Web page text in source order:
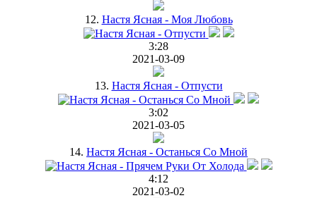
12. Настя Ясная - Моя Любовь
3:28
2021-03-09
13. Настя Ясная - Отпусти
3:02
2021-03-05
14. Настя Ясная - Останься Со Мной
4:12
2021-03-02